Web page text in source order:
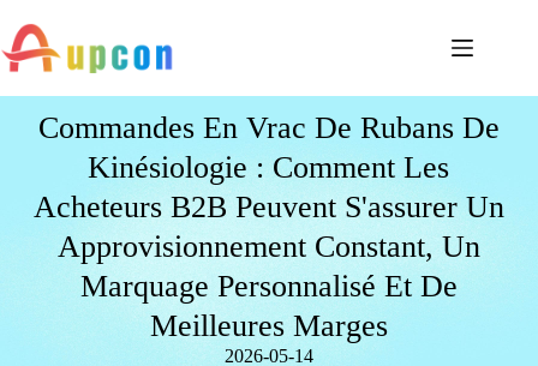
Commandes En Vrac De Rubans De
Kinésiologie : Comment Les
Acheteurs B2B Peuvent S'assurer Un
Approvisionnement Constant, Un
Marquage Personnalisé Et De
Meilleures Marges
2026-05-14